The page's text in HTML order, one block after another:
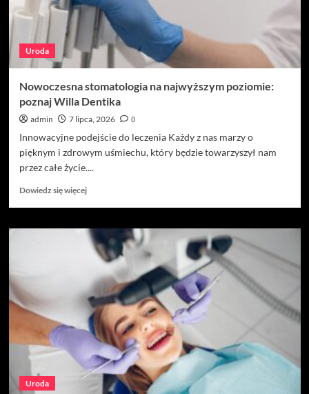
Uroda
Nowoczesna stomatologia na najwyższym poziomie:
poznaj Willa Dentika
admin 7 lipca, 2026
0
Innowacyjne podejście do leczenia Każdy z nas marzy o
pięknym i zdrowym uśmiechu, który będzie towarzyszył nam
przez całe życie....
Dowiedz się więcejDowiedz
o
Nowoczesna
stomatologia
najwyższym
poziomie:
poznaj
Willa
Dentika
Uroda